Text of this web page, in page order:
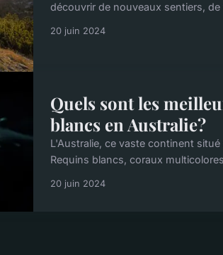
découvrir de nouveaux sentiers,
20 juin 2024
Quels sont les
blancs en Australie?
L'Australie, ce vaste continent
Requins blancs, coraux
20 juin 2024